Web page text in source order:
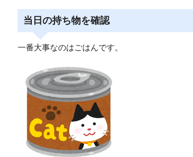
当日の持ち物を確認
一番大事なのはごはんです。